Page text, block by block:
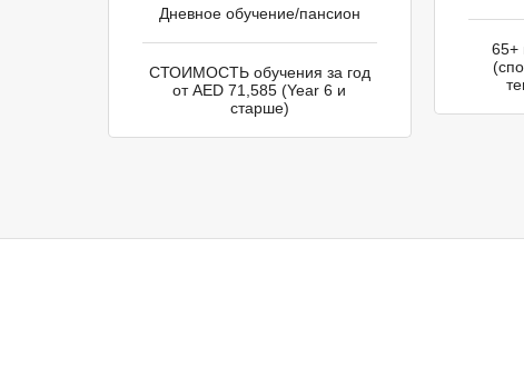
Дневное обучение/пансион
СТОИМОСТЬ обучения за год
от AED 71,585 (Year 6 и
старше)
65+